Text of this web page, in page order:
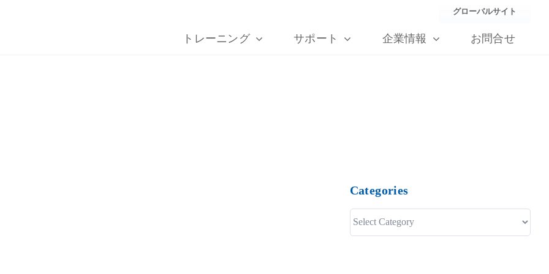
グローバルサイト
トレーニング サポート 企業情報 お問合せ
Categories
Categories